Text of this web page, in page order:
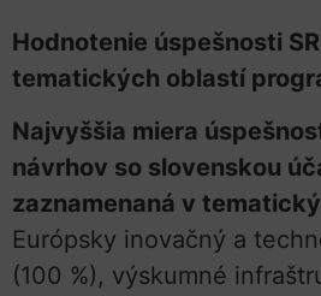
Hodnotenie úspešnosti
tematických oblastí
Najvyššia miera
návrhov so slovenskou
zaznamenaná v
Európsky inovačný a
(100 %), výskumné